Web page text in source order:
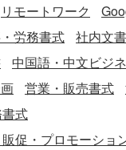
リモートワーク
労務書式
社内文
中国語・中文ビジ
営業・販売書式
式
促・プロモーショ